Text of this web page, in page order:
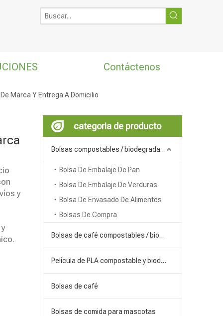
Contáctenos
Marca Y Entrega A Domicilio
y
categoria de producto
Bolsas compostables / biodegradables
Bolsa De Embalaje De Pan
Bolsa De Embalaje De Verduras
Bolsa De Envasado De Alimentos
Bolsas De Compra
Bolsas de café compostables / biodegradables
Película de PLA compostable y biodegradable
Bolsas de café
Bolsas de comida para mascotas